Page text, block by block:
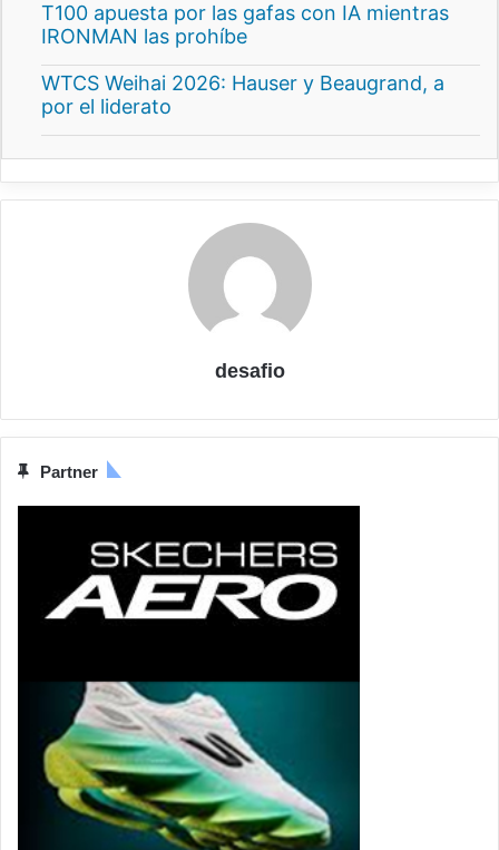
T100 apuesta por las gafas con IA mientras
IRONMAN las prohíbe
WTCS Weihai 2026: Hauser y Beaugrand, a
por el liderato
desafio
Partner